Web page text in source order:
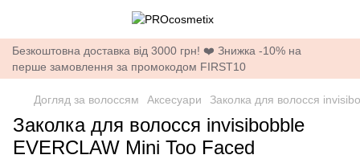
Безкоштовна доставка від 3000 грн! ❤️ Знижка -10% на
перше замовлення за промокодом FIRST10
Догляд за волоссям Аксесуари Заколка для волосся
Заколка для волосся invisibobble
EVERCLAW Mini Too Faced